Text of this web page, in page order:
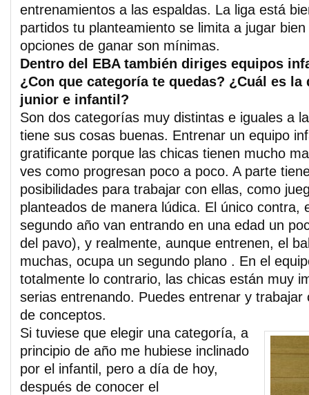
entrenamientos a las espaldas. La liga está
partidos tu planteamiento se limita a jugar
opciones de ganar son mínimas.
Dentro del EBA también diriges equipos
¿Con que categoría te quedas? ¿Cuál es
junior e infantil?
Son dos categorías muy distintas e iguales a
tiene sus cosas buenas. Entrenar un equipo
gratificante porque las chicas tienen mucho
ves como progresan poco a poco. A parte
posibilidades para trabajar con ellas, como
planteados de manera lúdica. El único contra,
segundo año van entrando en una edad un
del pavo), y realmente, aunque entrenen, el
muchas, ocupa un segundo plano . En el
totalmente lo contrario, las chicas están muy
serias entrenando. Puedes entrenar y trabajar
de conceptos.
Si tuviese que elegir una categoría, a
principio de año me hubiese inclinado
por el infantil, pero a día de hoy,
después de conocer el